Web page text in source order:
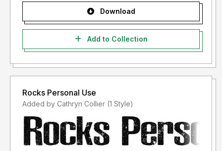
Download
Add to Collection
Rocks Personal Use
Added by Cathryn Collier (1 Style)